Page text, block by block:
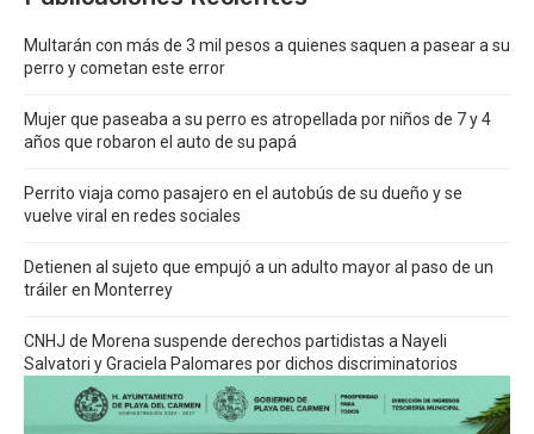
Multarán con más de 3 mil pesos a quienes saquen a pasear a su
perro y cometan este error
Mujer que paseaba a su perro es atropellada por niños de 7 y 4
años que robaron el auto de su papá
Perrito viaja como pasajero en el autobús de su dueño y se
vuelve viral en redes sociales
Detienen al sujeto que empujó a un adulto mayor al paso de un
tráiler en Monterrey
CNHJ de Morena suspende derechos partidistas a Nayeli
Salvatori y Graciela Palomares por dichos discriminatorios